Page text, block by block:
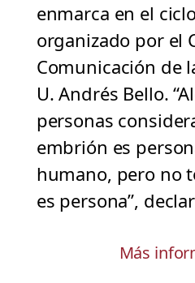
enmarca en el
organizado por el
Comunicación de
U. Andrés Bello.
personas
embrión es
humano, pero no
es persona”,
Más